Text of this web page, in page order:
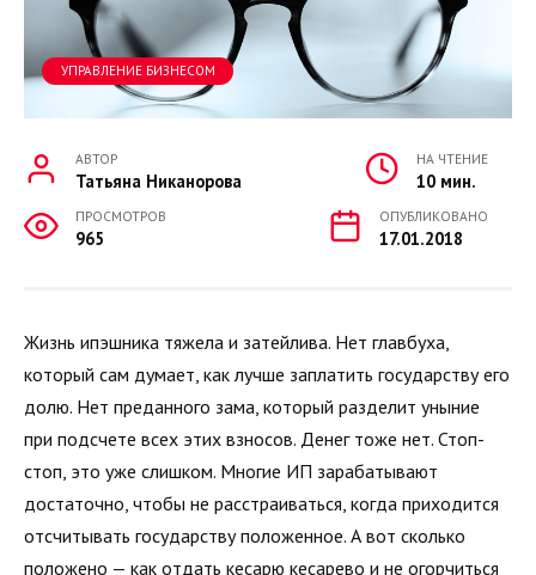
УПРАВЛЕНИЕ БИЗНЕСОМ
АВТОР
Татьяна Никанорова
НА ЧТЕНИЕ
10 мин.
ПРОСМОТРОВ
965
ОПУБЛИКОВАНО
17.01.2018
Жизнь ипэшника тяжела и затейлива. Нет главбуха,
который сам думает, как лучше заплатить государству его
долю. Нет преданного зама, который разделит уныние
при подсчете всех этих взносов. Денег тоже нет. Стоп-
стоп, это уже слишком. Многие ИП зарабатывают
достаточно, чтобы не расстраиваться, когда приходится
отсчитывать государству положенное. А вот сколько
положено — как отдать кесарю кесарево и не огорчиться